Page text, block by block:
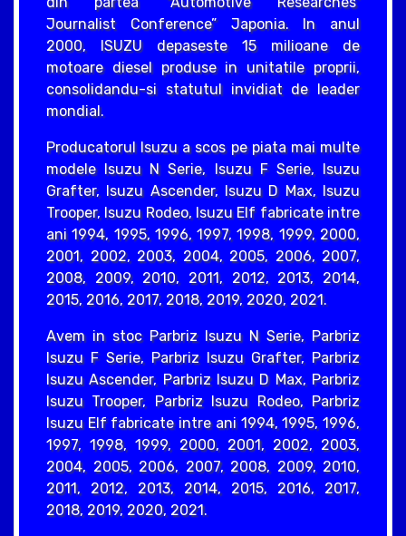
Journalist Conference” Japonia. In anul
2000, ISUZU depaseste 15 milioane de
motoare diesel produse in unitatile proprii,
consolidandu-si statutul invidiat de leader
mondial.
Producatorul Isuzu a scos pe piata mai multe
modele Isuzu N Serie, Isuzu F Serie, Isuzu
Grafter, Isuzu Ascender, Isuzu D Max, Isuzu
Trooper, Isuzu Rodeo, Isuzu Elf fabricate intre
ani 1994, 1995, 1996, 1997, 1998, 1999, 2000,
2001, 2002, 2003, 2004, 2005, 2006, 2007,
2008, 2009, 2010, 2011, 2012, 2013, 2014,
2015, 2016, 2017, 2018, 2019, 2020, 2021.
Avem in stoc Parbriz Isuzu N Serie, Parbriz
Isuzu F Serie, Parbriz Isuzu Grafter, Parbriz
Isuzu Ascender, Parbriz Isuzu D Max, Parbriz
Isuzu Trooper, Parbriz Isuzu Rodeo, Parbriz
Isuzu Elf fabricate intre ani 1994, 1995, 1996,
1997, 1998, 1999, 2000, 2001, 2002, 2003,
2004, 2005, 2006, 2007, 2008, 2009, 2010,
2011, 2012, 2013, 2014, 2015, 2016, 2017,
2018, 2019, 2020, 2021.